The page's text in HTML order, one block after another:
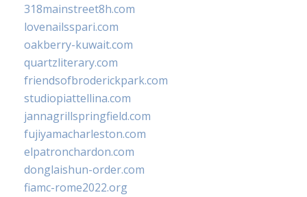
318mainstreet8h.com
lovenailsspari.com
oakberry-kuwait.com
quartzliterary.com
friendsofbroderickpark.com
studiopiattellina.com
jannagrillspringfield.com
fujiyamacharleston.com
elpatronchardon.com
donglaishun-order.com
fiamc-rome2022.org